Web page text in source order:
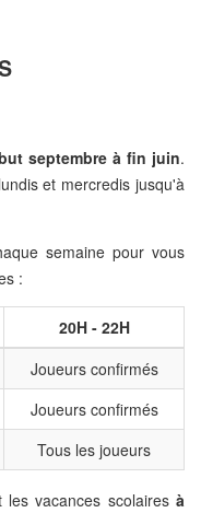
septembre à fin juin.
et mercredis jusqu'à
semaine pour vous
:
20H - 22H
Joueurs confirmés
Joueurs confirmés
Tous les joueurs
les vacances scolaires à